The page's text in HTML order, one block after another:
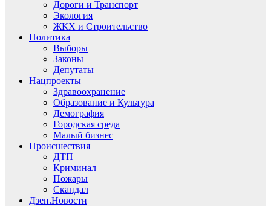
Дороги и Транспорт
Экология
ЖКХ и Строительство
Политика
Выборы
Законы
Депутаты
Нацпроекты
Здравоохранение
Образование и Культура
Демография
Городская среда
Малый бизнес
Происшествия
ДТП
Криминал
Пожары
Скандал
Дзен.Новости